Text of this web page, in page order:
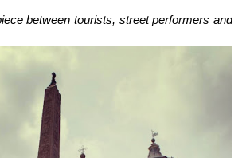
between tourists, street performers and